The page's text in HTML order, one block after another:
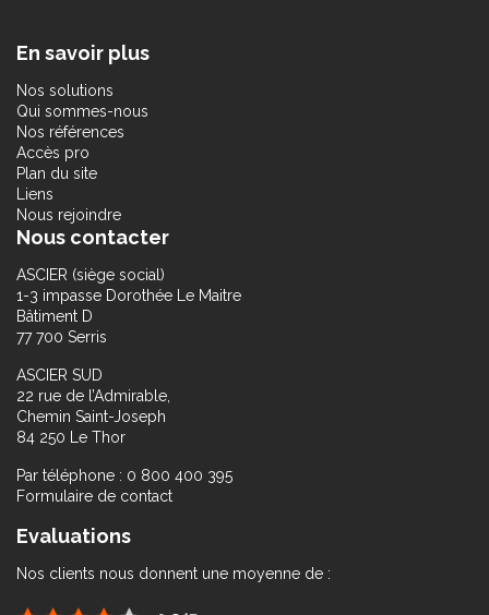
En savoir plus
Nos solutions
Qui sommes-nous
Nos références
Accès pro
Plan du site
Liens
Nous rejoindre
Nous contacter
ASCIER (siège social)
1-3 impasse Dorothée Le Maitre
Bâtiment D
77 700 Serris
ASCIER SUD
22 rue de l’Admirable,
Chemin Saint-Joseph
84 250 Le Thor
Par téléphone : 0 800 400 395
Formulaire de contact
Evaluations
Nos clients nous donnent une moyenne de :